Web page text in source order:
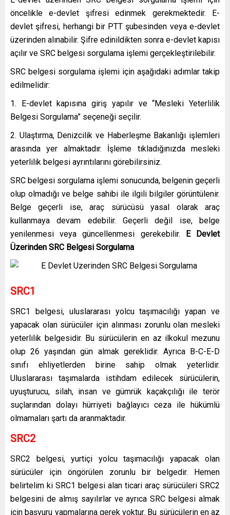
öncelikle e-devlet şifresi edinmek gerekmektedir. E-
devlet şifresi, herhangi bir PTT şubesinden veya e-devlet
üzerinden alınabilir. Şifre edinildikten sonra e-devlet kapısı
açılır ve SRC belgesi sorgulama işlemi gerçekleştirilebilir.
SRC belgesi sorgulama işlemi için aşağıdaki adımlar takip
edilmelidir:
E-devlet kapısına giriş yapılır ve “Mesleki Yeterlilik
Belgesi Sorgulama” seçeneği seçilir.
Ulaştırma, Denizcilik ve Haberleşme Bakanlığı işlemleri
arasında yer almaktadır. İşleme tıkladığınızda mesleki
yeterlilik belgesi ayrıntılarını görebilirsiniz.
SRC belgesi sorgulama işlemi sonucunda, belgenin geçerli
olup olmadığı ve belge sahibi ile ilgili bilgiler görüntülenir.
Belge geçerli ise, araç sürücüsü yasal olarak araç
kullanmaya devam edebilir. Geçerli değil ise, belge
yenilenmesi veya güncellenmesi gerekebilir. E Devlet
Üzerinden SRC Belgesi Sorgulama
SRC1
SRC1 belgesi, uluslararası yolcu taşımacılığı yapan ve
yapacak olan sürücüler için alınması zorunlu olan mesleki
yeterlilik belgesidir. Bu sürücülerin en az ilkokul mezunu
olup 26 yaşından gün almak gereklidir. Ayrıca B-C-E-D
sınıfı ehliyetlerden birine sahip olmak yeterlidir.
Uluslararası taşımalarda istihdam edilecek sürücülerin,
uyuşturucu, silah, insan ve gümrük kaçakçılığı ile terör
suçlarından dolayı hürriyeti bağlayıcı ceza ile hükümlü
olmamaları şartı da aranmaktadır.
SRC2
SRC2 belgesi, yurtiçi yolcu taşımacılığı yapacak olan
sürücüler için öngörülen zorunlu bir belgedir. Hemen
belirtelim ki SRC1 belgesi alan ticari araç sürücüleri SRC2
belgesini de almış sayılırlar ve ayrıca SRC belgesi almak
için başvuru yapmalarına gerek yoktur. Bu sürücülerin en az